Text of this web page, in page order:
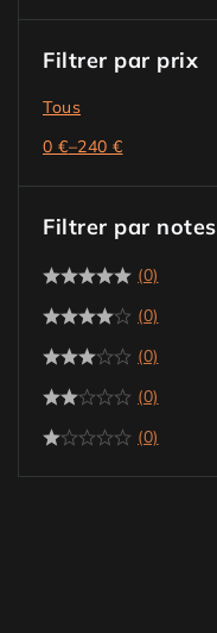
Filtrer par prix
Tous
0 €–240 €
Filtrer par notes
(0)
(0)
(0)
(0)
(0)